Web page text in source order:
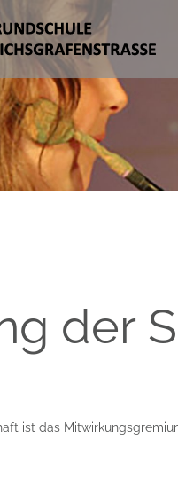
der
ist das